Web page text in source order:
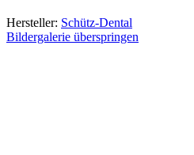
Hersteller: Schütz-Dental
Bildergalerie überspringen